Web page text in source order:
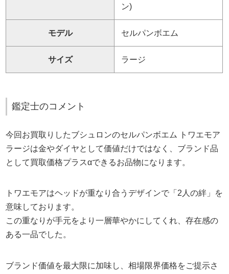
ン)
モデル セルパンボエム
サイズ ラージ
鑑定士のコメント
今回お買取りしたブシュロンのセルパンボエム トワエモア
ラージは金やダイヤとして価値だけではなく、ブランド品
として買取価格プラスαできるお品物になります。
トワエモアはヘッドが重なり合うデザインで「2人の絆」を
意味しております。
この重なりが手元をより一層華やかにしてくれ、存在感の
ある一品でした。
ブランド価値を最大限に加味し、相場限界価格をご提示さ